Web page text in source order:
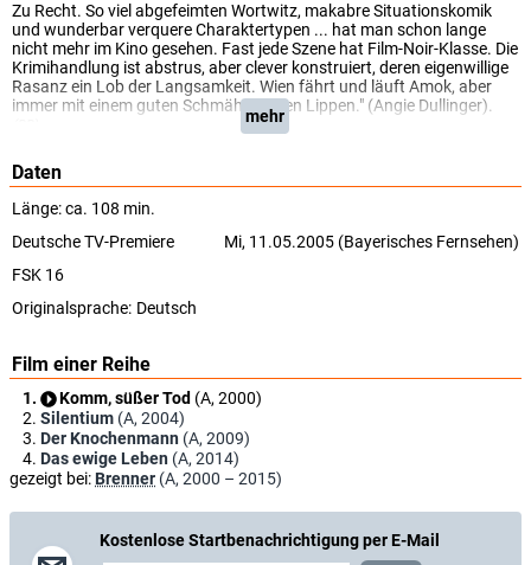
Zu Recht. So viel abgefeimten Wortwitz, makabre Situationskomik
und wunderbar verquere Charaktertypen ... hat man schon lange
nicht mehr im Kino gesehen. Fast jede Szene hat Film-Noir-Klasse. Die
Krimihandlung ist abstrus, aber clever konstruiert, deren eigenwillige
Rasanz ein Lob der Langsamkeit. Wien fährt und läuft Amok, aber
immer mit einem guten Schmäh auf den Lippen." (Angie Dullinger).
mehr
Daten
Länge: ca. 108 min.
Deutsche TV-Premiere
Mi, 11.05.2005 (Bayerisches Fernsehen)
FSK 16
Originalsprache: Deutsch
Film einer Reihe
Komm, süßer Tod (A, 2000)
Silentium (A, 2004)
Der Knochenmann (A, 2009)
Das ewige Leben (A, 2014)
gezeigt bei:Brenner (A, 2000 – 2015)
Kostenlose Startbenachrichtigung per E-Mail